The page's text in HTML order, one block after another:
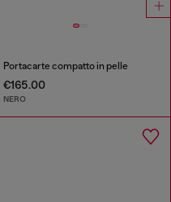
Portacarte compatto in pelle
€165.00
NERO